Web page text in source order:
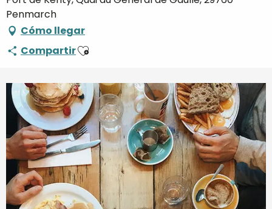
Penmarch
Cómo llegar
CompartirAjouter aux favoris